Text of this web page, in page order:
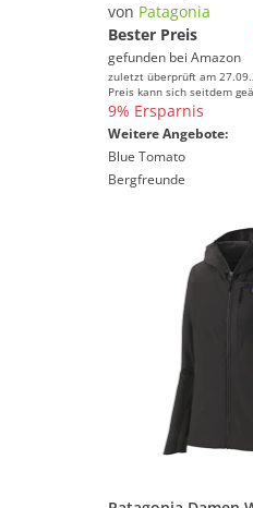
von Patagonia
Bester Preis
gefunden bei Amazon
zuletzt überprüft am
Preis kann sich seitdem
9% Ersparnis
Weitere Angebote:
Blue Tomato
Bergfreunde